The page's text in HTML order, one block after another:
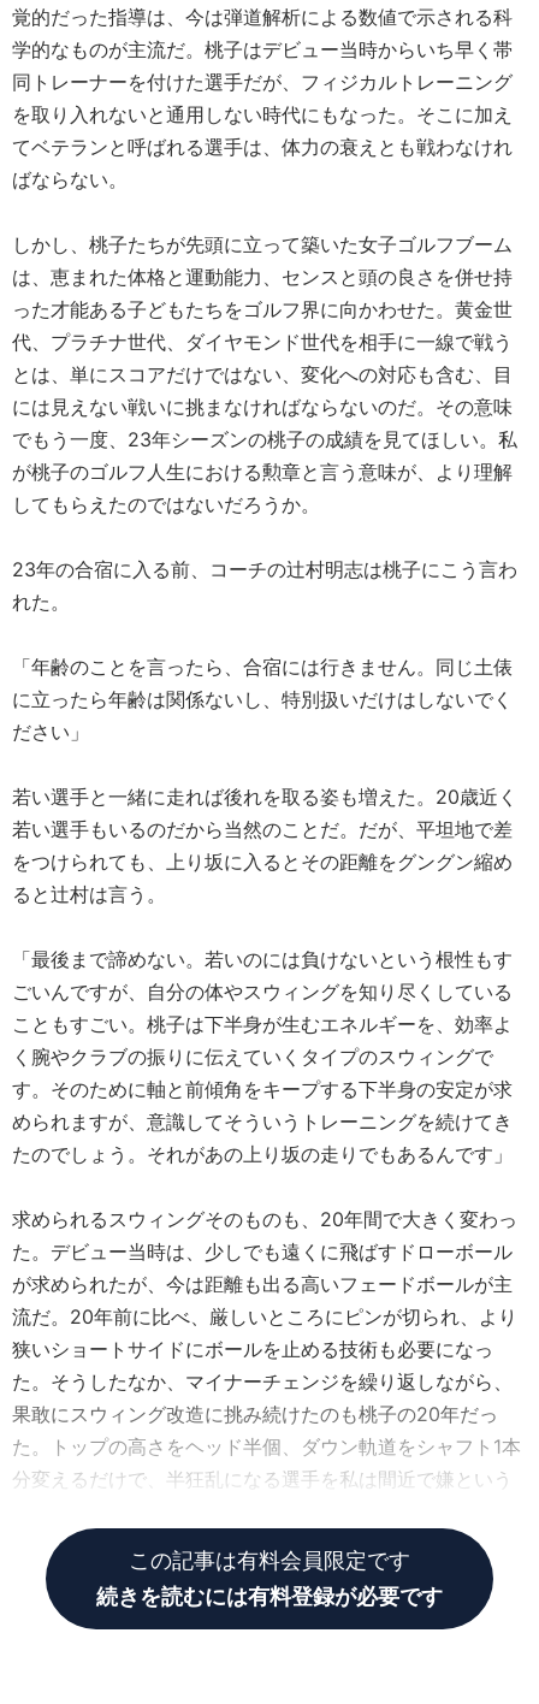
覚的だった指導は、今は弾道解析による数値で示される科
学的なものが主流だ。桃子はデビュー当時からいち早く帯
同トレーナーを付けた選手だが、フィジカルトレーニング
を取り入れないと通用しない時代にもなった。そこに加え
てベテランと呼ばれる選手は、体力の衰えとも戦わなけれ
ばならない。
しかし、桃子たちが先頭に立って築いた女子ゴルフブーム
は、恵まれた体格と運動能力、センスと頭の良さを併せ持
った才能ある子どもたちをゴルフ界に向かわせた。黄金世
代、プラチナ世代、ダイヤモンド世代を相手に一線で戦う
とは、単にスコアだけではない、変化への対応も含む、目
には見えない戦いに挑まなければならないのだ。その意味
でもう一度、23年シーズンの桃子の成績を見てほしい。私
が桃子のゴルフ人生における勲章と言う意味が、より理解
してもらえたのではないだろうか。
23年の合宿に入る前、コーチの辻村明志は桃子にこう言わ
れた。
「年齢のことを言ったら、合宿には行きません。同じ土俵
に立ったら年齢は関係ないし、特別扱いだけはしないでく
ださい」
若い選手と一緒に走れば後れを取る姿も増えた。20歳近く
若い選手もいるのだから当然のことだ。だが、平坦地で差
をつけられても、上り坂に入るとその距離をグングン縮め
ると辻村は言う。
「最後まで諦めない。若いのには負けないという根性もす
ごいんですが、自分の体やスウィングを知り尽くしている
こともすごい。桃子は下半身が生むエネルギーを、効率よ
く腕やクラブの振りに伝えていくタイプのスウィングで
す。そのために軸と前傾角をキープする下半身の安定が求
められますが、意識してそういうトレーニングを続けてき
たのでしょう。それがあの上り坂の走りでもあるんです」
求められるスウィングそのものも、20年間で大きく変わっ
た。デビュー当時は、少しでも遠くに飛ばすドローボール
が求められたが、今は距離も出る高いフェードボールが主
流だ。20年前に比べ、厳しいところにピンが切られ、より
狭いショートサイドにボールを止める技術も必要になっ
た。そうしたなか、マイナーチェンジを繰り返しながら、
果敢にスウィング改造に挑み続けたのも桃子の20年だっ
た。トップの高さをヘッド半個、ダウン軌道をシャフト1本
分変えるだけで、半狂乱になる選手を私は間近で嫌という
この記事は有料会員限定です
続きを読むには有料登録が必要です